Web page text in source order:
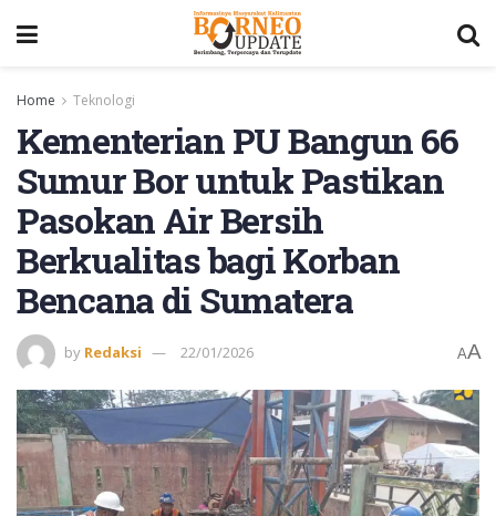
Home Teknologi
Kementerian PU Bangun 66
Sumur Bor untuk Pastikan
Pasokan Air Bersih
Berkualitas bagi Korban
Bencana di Sumatera
by Redaksi 22/01/2026 AA